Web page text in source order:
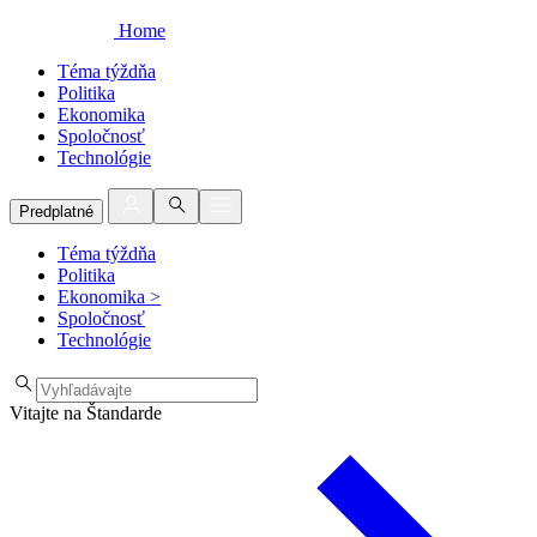
Home
Téma týždňa
Politika
Ekonomika
Spoločnosť
Technológie
Predplatné
Téma týždňa
Politika
Ekonomika >
Spoločnosť
Technológie
Vitajte na Štandarde